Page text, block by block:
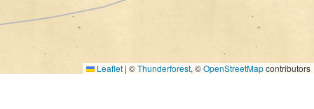
Leaflet | ©Thunderforest, ©OpenStreetMapcontributors